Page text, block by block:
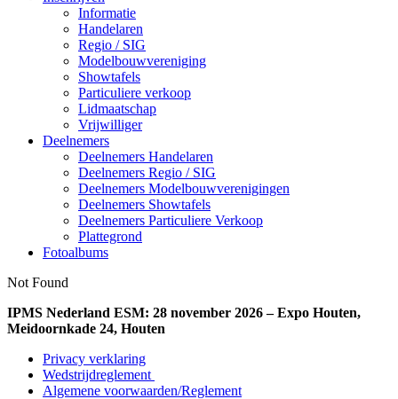
Informatie
Handelaren
Regio / SIG
Modelbouwvereniging
Showtafels
Particuliere verkoop
Lidmaatschap
Vrijwilliger
Deelnemers
Deelnemers Handelaren
Deelnemers Regio / SIG
Deelnemers Modelbouwverenigingen
Deelnemers Showtafels
Deelnemers Particuliere Verkoop
Plattegrond
Fotoalbums
Not Found
IPMS Nederland ESM: 28 november 2026 – Expo Houten,
Meidoornkade 24, Houten
Privacy verklaring
Wedstrijdreglement
Algemene voorwaarden/Reglement